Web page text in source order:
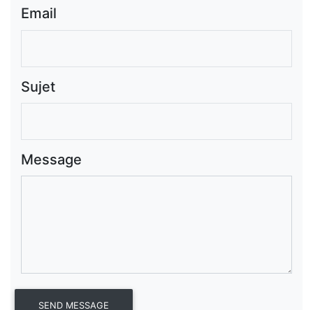
Email
Sujet
Message